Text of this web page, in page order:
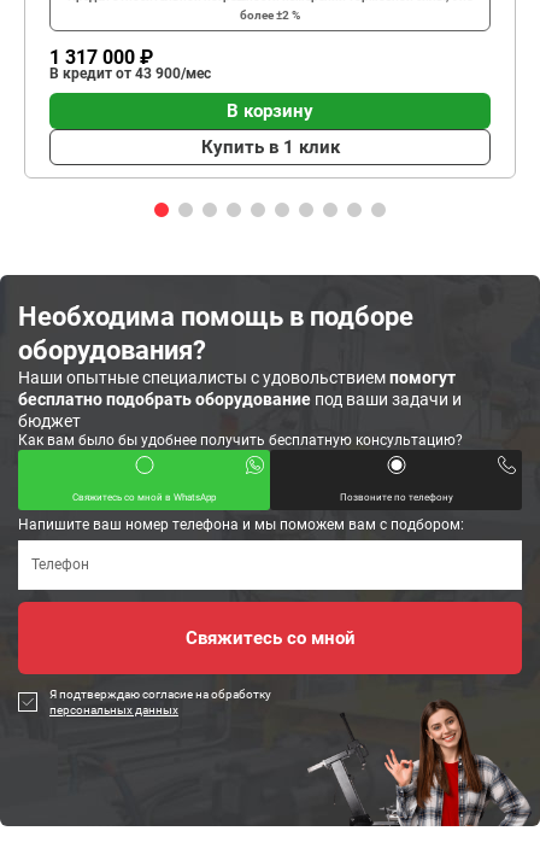
более ±2 %
1 317 000 ₽
В кредит от 43 900/мес
В корзину
Купить в 1 клик
Необходима помощь в подборе
оборудования?
Наши опытные специалисты с удовольствиемпомогут
бесплатно подобрать оборудование под ваши задачи и
бюджет
Как вам было бы удобнее получить бесплатную консультацию?
Свяжитесь со мной в WhatsApp Позвоните по телефону
Напишите ваш номер телефона и мы поможем вам с подбором:
Я подтверждаю согласие на обработку
персональных данных